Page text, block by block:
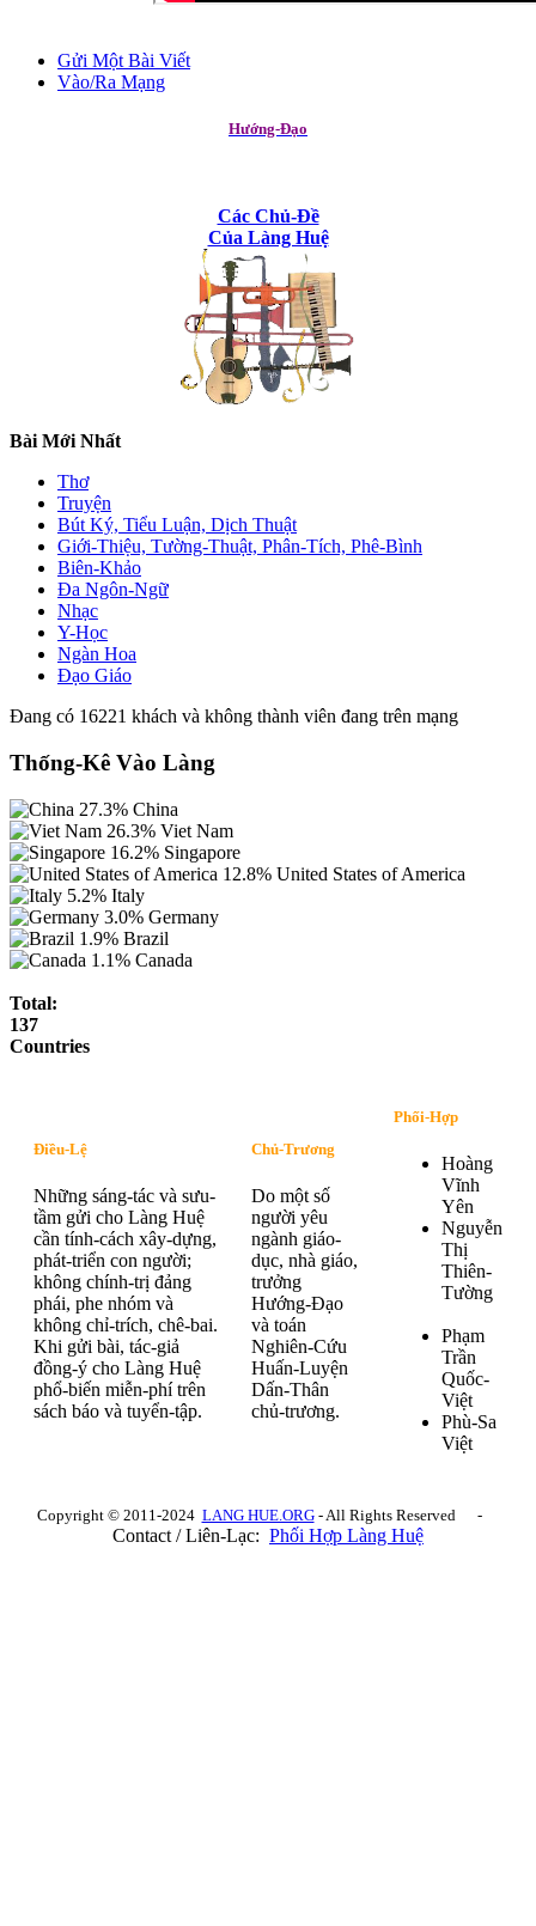
Gửi Một Bài Viết
Vào/Ra Mạng
Hướng-Đạo
Các Chủ-Đề
Của Làng Huệ
Bài Mới Nhất
Thơ
Truyện
Bút Ký, Tiểu Luận, Dịch Thuật
Giới-Thiệu, Tường-Thuật, Phân-Tích, Phê-Bình
Biên-Khảo
Đa Ngôn-Ngữ
Nhạc
Y-Học
Ngàn Hoa
Đạo Giáo
Đang có 16221 khách và không thành viên đang trên mạng
Thống-Kê Vào Làng
27.3% China
26.3% Viet Nam
16.2% Singapore
12.8% United States of America
5.2% Italy
3.0% Germany
1.9% Brazil
1.1% Canada
Total:
137
Countries
Điều-Lệ
Những sáng-tác và sưu-
tầm gửi cho Làng Huệ
cần tính-cách xây-dựng,
phát-triển con người;
không chính-trị đảng
phái, phe nhóm và
không chỉ-trích, chê-bai.
Khi gửi bài, tác-giả
đồng-ý cho Làng Huệ
phổ-biến miễn-phí trên
sách báo và tuyển-tập.
Chủ-Trương
Do một số
người yêu
ngành giáo-
dục, nhà giáo,
trưởng
Hướng-Đạo
và toán
Nghiên-Cứu
Huấn-Luyện
Dấn-Thân
chủ-trương.
Phối-Hợp
Hoàng
Vĩnh
Yên
Nguyễn
Thị
Thiên-
Tường
Phạm
Trần
Quốc-
Việt
Phù-Sa
Việt
Copyright © 2011-2024 LANG HUE.ORG- All Rights Reserved -
Contact / Liên-Lạc: Phối Hợp Làng Huệ